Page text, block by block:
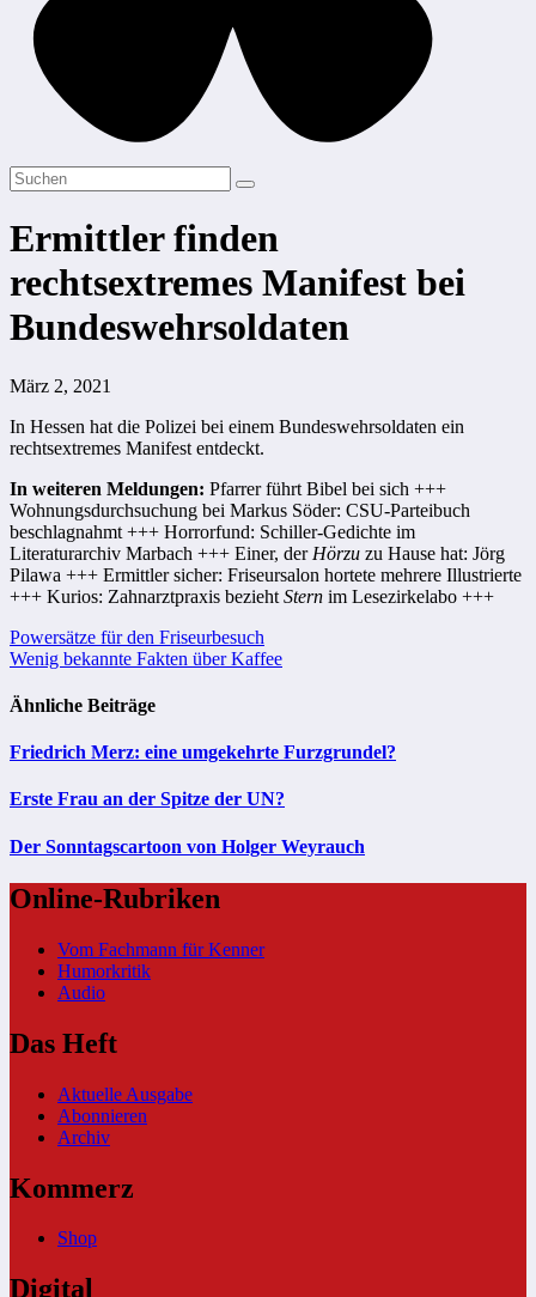
Ermittler finden
rechtsextremes Manifest bei
Bundeswehrsoldaten
März 2, 2021
In Hessen hat die Polizei bei einem Bundeswehrsoldaten ein
rechtsextremes Manifest entdeckt.
In weiteren Meldungen: Pfarrer führt Bibel bei sich +++
Wohnungsdurchsuchung bei Markus Söder: CSU-Parteibuch
beschlagnahmt +++ Horrorfund: Schiller-Gedichte im
Literaturarchiv Marbach +++ Einer, der Hörzu zu Hause hat: Jörg
Pilawa +++ Ermittler sicher: Friseursalon hortete mehrere Illustrierte
+++ Kurios: Zahnarztpraxis bezieht Stern im Lesezirkelabo +++
Beitragsnavigation
Powersätze für den Friseurbesuch
Wenig bekannte Fakten über Kaffee
Ähnliche Beiträge
Friedrich Merz: eine umgekehrte Furzgrundel?
Erste Frau an der Spitze der UN?
Der Sonntagscartoon von Holger Weyrauch
Online-Rubriken
Vom Fachmann für Kenner
Humorkritik
Audio
Das Heft
Aktuelle Ausgabe
Abonnieren
Archiv
Kommerz
Shop
Digital